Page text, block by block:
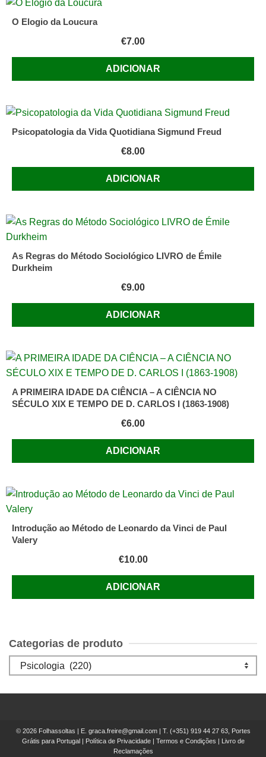
O Elogio da Loucura
€7.00
ADICIONAR
Psicopatologia da Vida Quotidiana Sigmund Freud
€8.00
ADICIONAR
As Regras do Método Sociológico LIVRO de Émile
Durkheim
€9.00
ADICIONAR
A PRIMEIRA IDADE DA CIÊNCIA – A CIÊNCIA NO
SÉCULO XIX E TEMPO DE D. CARLOS I (1863-1908)
€6.00
ADICIONAR
Introdução ao Método de Leonardo da Vinci de Paul
Valery
€10.00
ADICIONAR
Categorias de produto
© 2026 Folhassoltas | E. graca.freire@gmail.com| T. (+351) 919 44 27 63, Portes
Grátis para Portugal
Política de Privacidade| Termos e Condições
Livro de
Reclamações